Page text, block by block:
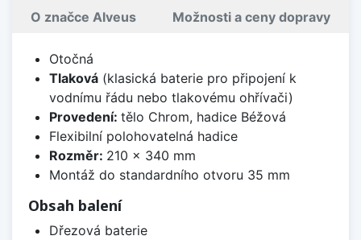
O značce Alveus Možnosti a ceny dopravy
Otočná
Tlaková(klasická baterie pro připojení k
vodnímu řádu nebo tlakovému ohřívači)
Provedení: tělo Chrom, hadice Béžová
Flexibilní polohovatelná hadice
Rozměr: 210 x 340 mm
Montáž do standardního otvoru 35 mm
Obsah balení
Dřezová baterie